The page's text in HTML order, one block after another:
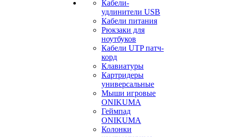
Кабели-
удлинители USB
Кабели питания
Рюкзаки для
ноутбуков
Кабели UTP патч-
корд
Клавиатуры
Картридеры
универсальные
Мыши игровые
ONIKUMA
Геймпад
ONIKUMA
Колонки